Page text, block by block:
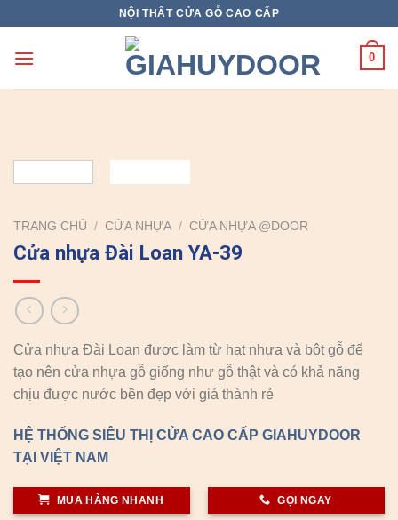
content
NỘI THẤT CỬA GỖ CAO CẤP
0
TRANG CHỦ / CỬA NHỰA / CỬA NHỰA @DOOR
Cửa nhựa Đài Loan YA-39
Cửa nhựa Đài Loan được làm từ hạt nhựa và bột gỗ để
tạo nên cửa nhựa gỗ giống như gỗ thật và có khả năng
chịu được nước bền đẹp với giá thành rẻ
HỆ THỐNG SIÊU THỊ CỬA CAO CẤP GIAHUYDOOR
TẠI VIỆT NAM
MUA HÀNG NHANH GỌI NGAY